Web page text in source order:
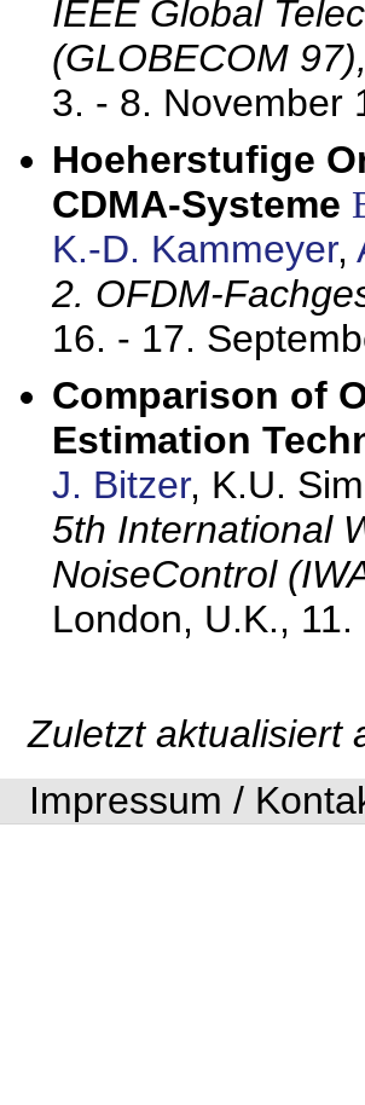
IEEE Global
(GLOBECOM
3. - 8. November
Hoeherstufige
CDMA-Systeme
K.-D. Kammeyer,
2. OFDM-
16. - 17.
Comparison of
Estimation
J. Bitzer, K.U.
5th International
NoiseControl
London, U.K.,
Zuletzt aktualisiert
Impressum /